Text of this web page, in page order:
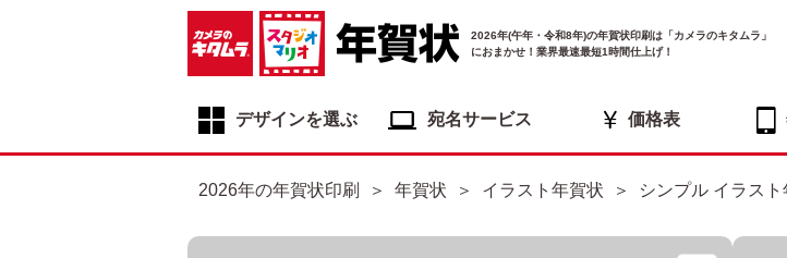
2026年(午年・令和8年)の年賀状印刷は「カメラのキタムラ」
におまかせ！業界最速最短1時間仕上げ！
デザインを選ぶ 宛名サービス 価格表
2026年の年賀状印刷 年賀状 イラスト年賀状 シンプル イラスト